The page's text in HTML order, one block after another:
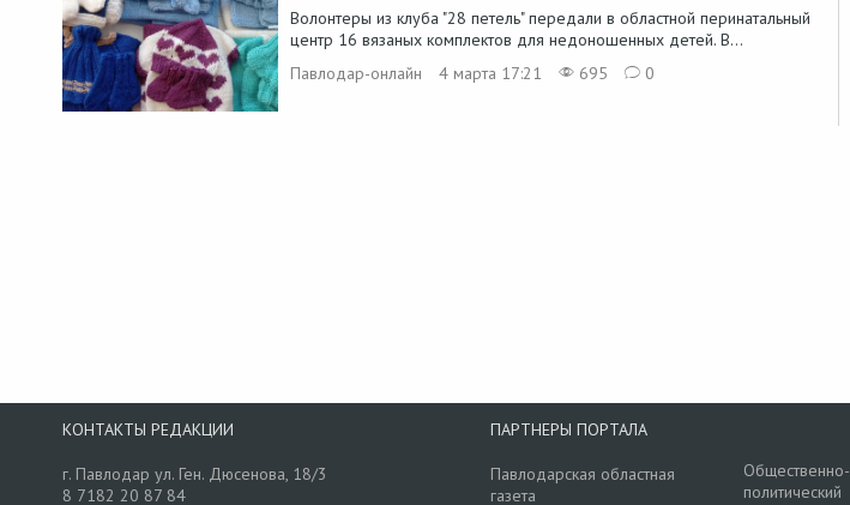
Волонтеры из клуба "28 петель" передали в областной перинатальный
центр 16 вязаных комплектов для недоношенных детей. В...
Павлодар-онлайн
4 марта 17:21 695 0
КОНТАКТЫ РЕДАКЦИИ
г. Павлодар ул. Ген. Дюсенова, 18/3
8 7182 20 87 84
ПАРТНЕРЫ ПОРТАЛА
Павлодарская областная
газета
Общественно-
политический